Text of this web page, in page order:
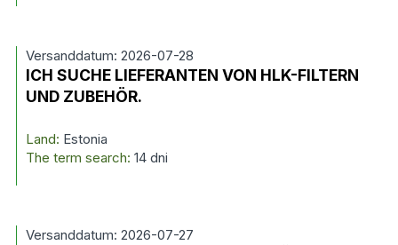
Versanddatum: 2026-07-28
ICH SUCHE LIEFERANTEN VON HLK-FILTERN
UND ZUBEHÖR.
Land: Estonia
The term search: 14 dni
Versanddatum: 2026-07-27